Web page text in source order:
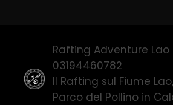
Rafting Adventure Lao
03194460782
Il Rafting sul Fiume
Parco del Pollino in